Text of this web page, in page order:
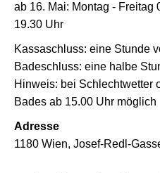
ab 16. Mai: Montag - Freitag
19.30 Uhr
Kassaschluss: eine Stunde
Badeschluss: eine halbe
Hinweis: bei Schlechtwetter
Bades ab 15.00 Uhr möglich
Adresse
1180 Wien, Josef-Redl-